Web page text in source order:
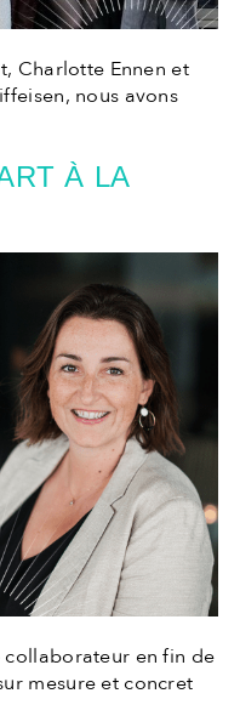
Charlotte Ennen et
nous avons
À LA
en fin de
mesure et concret